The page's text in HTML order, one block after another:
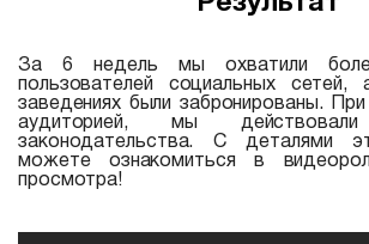
За 6 недель мы охватили
пользователей социальных
заведениях были забронированы.
аудиторией, мы
законодательства. С деталями
можете ознакомиться в
просмотра!